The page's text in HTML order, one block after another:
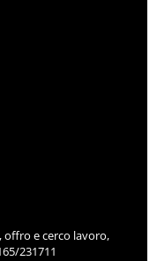
offro e cerco lavoro,
231711